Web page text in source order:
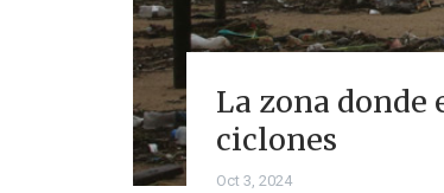
La zona donde
ciclones
Oct 3, 2024